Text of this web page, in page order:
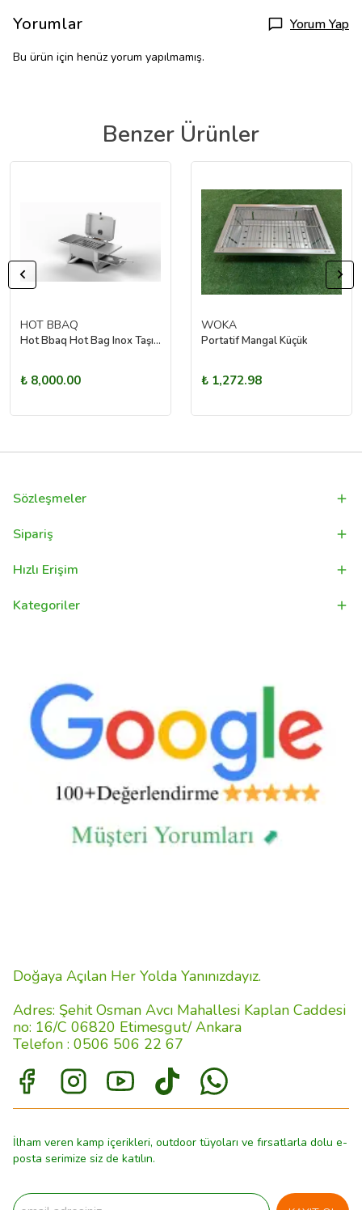
Yorumlar Yorum Yap
Bu ürün için henüz yorum yapılmamış.
Benzer Ürünler
HOT BBAQ
Hot Bbaq Hot Bag Inox Taşınabilir Mangal Portatif Çanta- 30X20
₺ 8,000.00
WOKA
Portatif Mangal Küçük
₺ 1,272.98
Sözleşmeler
Sipariş
Hızlı Erişim
Kategoriler
Doğaya Açılan Her Yolda Yanınızdayız.
Adres: Şehit Osman Avcı Mahallesi Kaplan Caddesi
no: 16/C 06820 Etimesgut/ Ankara
Telefon : 0506 506 22 67
İlham veren kamp içerikleri, outdoor tüyoları ve fırsatlarla dolu e-
posta serimize siz de katılın.